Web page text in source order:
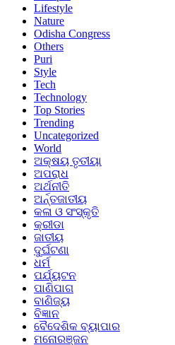
Lifestyle
Nature
Odisha Congress
Others
Puri
Style
Tech
Technology
Top Stories
Trending
Uncategorized
World
ଅକ୍ଷୟ ତୃତୀୟା
ଅପରାଧ
ଅର୍ଥନୀତି
ଅର୍ନ୍ତଜାତୀୟ
କଳା ଓ ସଂସ୍କୃତି
କ୍ରୀଡା
ଜାତୀୟ
ଦୁର୍ଘଟଣା
ଧର୍ମ
ପର୍ଯ୍ୟଟନ
ପାଣିପାଗ
ବାଣିଜ୍ୟ
ବିଜ୍ଞାନ
ବୈଦେଶିକ ବ୍ୟାପାର
ମନୋରଞ୍ଜନ